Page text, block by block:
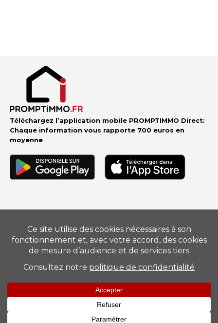
Téléchargez l’application mobile PROMPTIMMO Direct:
Chaque information vous rapporte 700 euros en
moyenne
Vendre–Acheter–Estimer–Nos conseillers–Devenir
Barème–